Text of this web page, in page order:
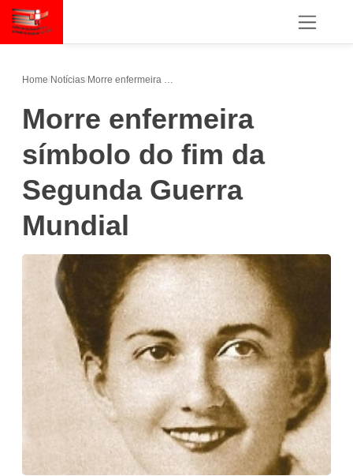
Home/Notícias/
Morre enfermeira
símbolo do fim da
Segunda Guerra
Mundial